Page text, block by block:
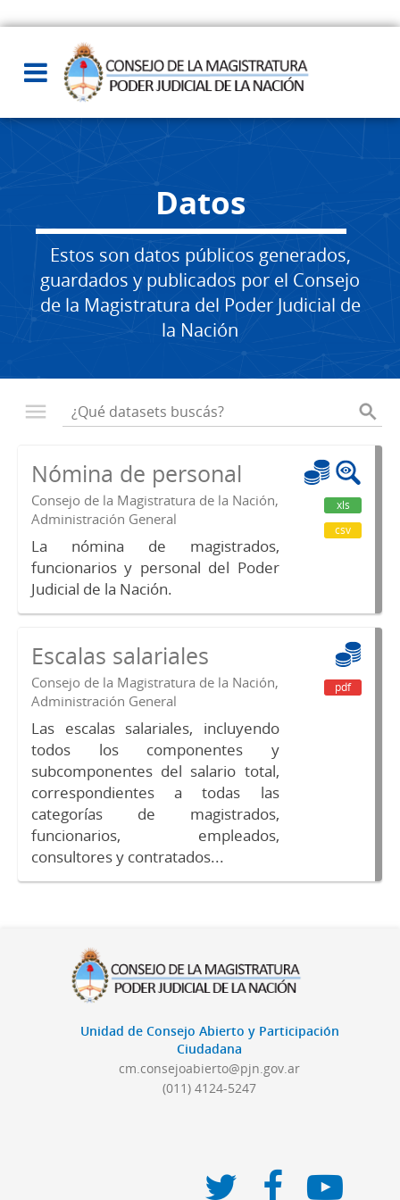
Datos
Estos son datos públicos generados,
guardados y publicados por el Consejo
de la Magistratura del Poder Judicial de
la Nación
Nómina de personal
Consejo de la Magistratura de la Nación,
Administración General
La nómina de magistrados,
funcionarios y personal del Poder
Judicial de la Nación.
xls
csv
Escalas salariales
Consejo de la Magistratura de la Nación,
Administración General
Las escalas salariales, incluyendo
todos los componentes y
subcomponentes del salario total,
correspondientes a todas las
categorías de magistrados,
funcionarios, empleados,
consultores y contratados...
pdf
Unidad de Consejo Abierto y Participación
Ciudadana
cm.consejoabierto@pjn.gov.ar
(011) 4124-5247